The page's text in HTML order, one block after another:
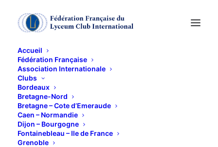
Accueil
Fédération Française
Association Internationale
Clubs
Bordeaux
Bretagne-Nord
Bretagne – Cote d’Emeraude
Caen – Normandie
Dijon – Bourgogne
Fontainebleau – Ile de France
Grenoble
Marche vers la
chapelle de Saint
Avoye